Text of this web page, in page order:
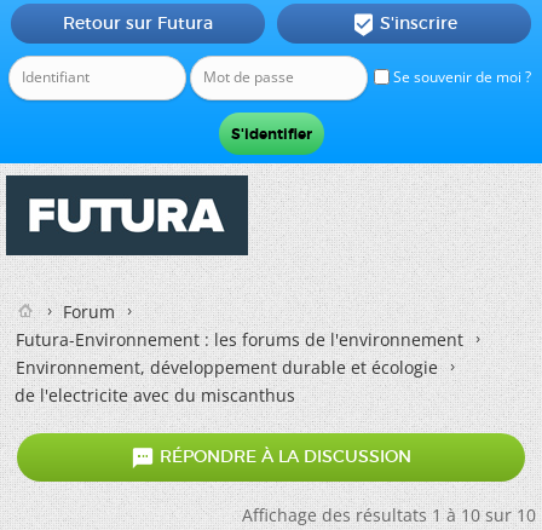
Se souvenir de moi ?
Retour sur Futura  S'inscrire
Forum
Futura-Environnement : les forums de l'environnement
Environnement, développement durable et écologie
de l'electricite avec du miscanthus
 RÉPONDRE À LA DISCUSSION
Affichage des résultats 1 à 10 sur 10